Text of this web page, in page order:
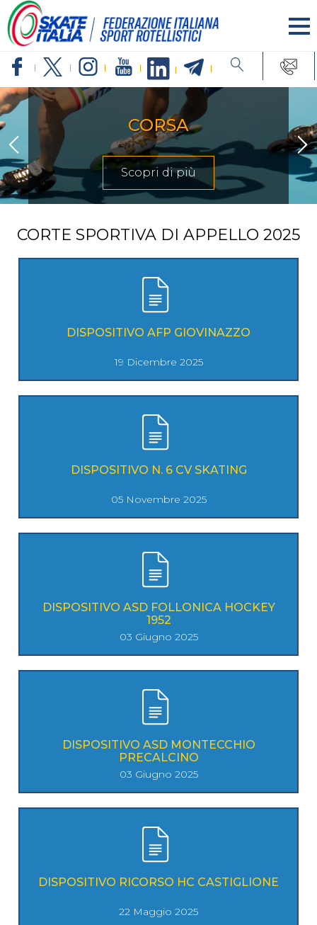
INLINE
Scopri di
CORTE SPORTIVA DI APPELLO 2025
DISPOSITIVO AFP GIOVINAZZO
19 Dicembre 2025
DISPOSITIVO N. 6 CV SKATING
05 Novembre 2025
DISPOSITIVO ASD FOLLONICA HOCKEY
1952
03 Giugno 2025
DISPOSITIVO ASD MONTECCHIO
PRECALCINO
03 Giugno 2025
DISPOSITIVO RICORSO HC CASTIGLIONE
22 Maggio 2025